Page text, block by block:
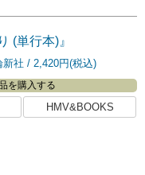
(単行本)』
新社 2,420円(税込)
を購入する
HMV&BOOKS